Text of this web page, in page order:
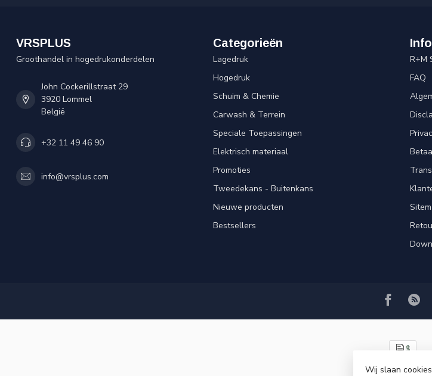
VRSPLUS
Groothandel in hogedrukonderdelen
John Cockerillstraat 29
3920 Lommel
België
+32 11 49 46 90
info@vrsplus.com
Categorieën
Lagedruk
Hogedruk
Schuim & Chemie
Carwash & Terrein
Speciale Toepassingen
Elektrisch materiaal
Promoties
Tweedekans - Buitenkans
Nieuwe producten
Bestsellers
R+M
FAQ
© Copyright 2026
Wij slaan